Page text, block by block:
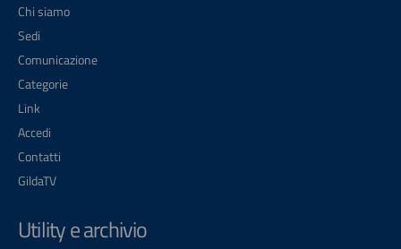
Chi siamo
Sedi
Comunicazione
Categorie
Link
Accedi
Contatti
GildaTV
Utility e archivio